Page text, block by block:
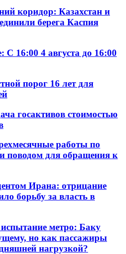
коридор: Казахстан и
берега Каспия
С 16:00 4 августа до 16:00
порог 16 лет для
госактивов стоимостью
работы по
поводом для обращения к
Ирана: отрицание
борьбу за власть в
испытание метро: Баку
но как пассажиры
нагрузкой?